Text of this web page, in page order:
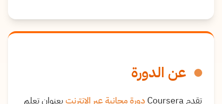
عن الدورة
تقدم Coursera دورة مجانية عبر الإنترنتبعنوان تعلم